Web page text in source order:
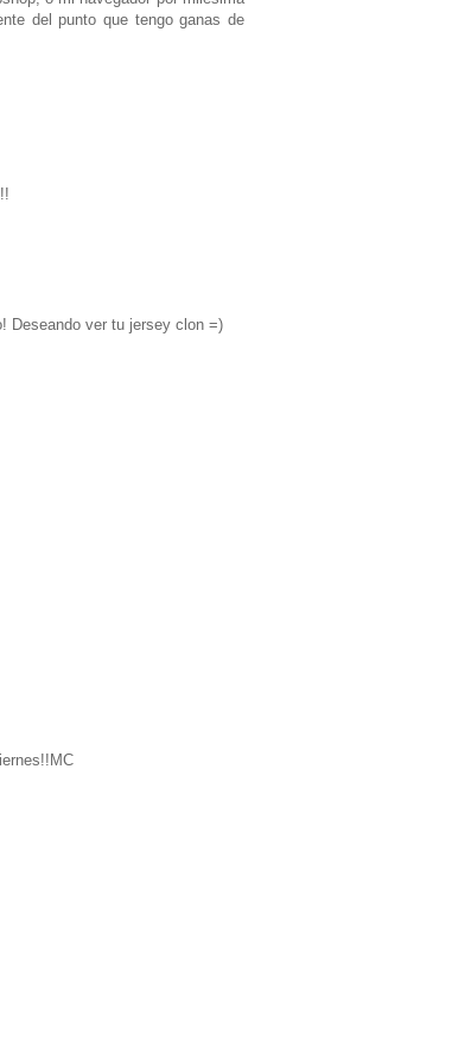
del punto que tengo ganas de
Deseando ver tu jersey clon =)